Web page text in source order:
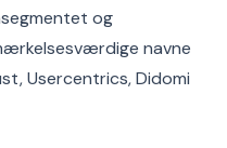
og
navne
Usercentrics, Didomi